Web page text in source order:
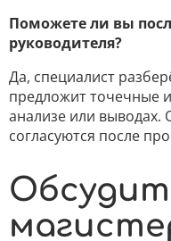
Поможете ли вы
руководителя?
Да, специалист
предложит точечные
анализе или выводах.
согласуются после